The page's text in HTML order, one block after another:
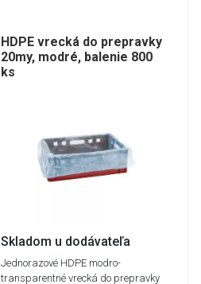
HDPE vrecká do prepravky
20my, modré, balenie 800
ks
Skladom u dodávateľa
Jednorazové HDPE modro-
transparentné vrecká do prepravky